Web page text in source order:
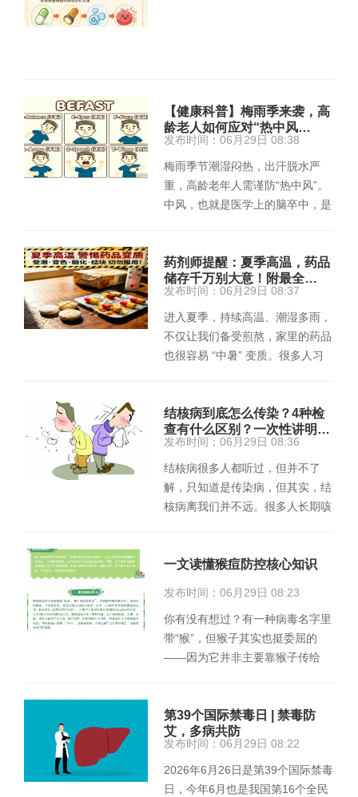
【健康科普】梅雨季来袭，高
龄老人如何应对“热中风…
发布时间：06月29日 08:38
梅雨季节潮湿闷热，出汗脱水严
重，高龄老年人需谨防“热中风”。
中风，也就是医学上的脑卒中，是
药剂师提醒：夏季高温，药品
储存千万别大意！附最全…
发布时间：06月29日 08:37
进入夏季，持续高温、潮湿多雨，
不仅让我们备受煎熬，家里的药品
也很容易 “中暑” 变质。很多人习
结核病到底怎么传染？4种检
查有什么区别？一次性讲明…
发布时间：06月29日 08:36
结核病很多人都听过，但并不了
解，只知道是传染病，但其实，结
核病离我们并不远。很多人长期咳
一文读懂猴痘防控核心知识
发布时间：06月29日 08:23
你有没有想过？有一种病毒名字里
带“猴”，但猴子其实也挺委屈的
——因为它并非主要靠猴子传给
第39个国际禁毒日 | 禁毒防
艾，多病共防
发布时间：06月29日 08:22
2026年6月26日是第39个国际禁毒
日，今年6月也是我国第16个全民